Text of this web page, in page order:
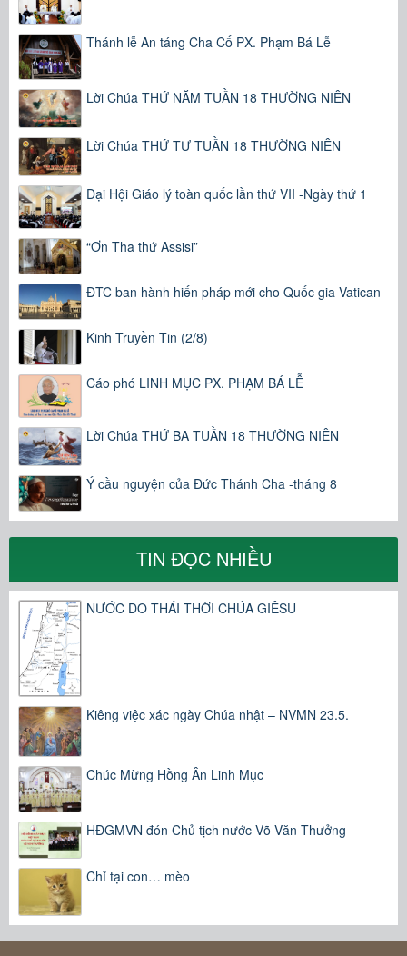
Thánh lễ An táng Cha Cố PX. Phạm Bá Lễ
Lời Chúa THỨ NĂM TUẦN 18 THƯỜNG NIÊN
Lời Chúa THỨ TƯ TUẦN 18 THƯỜNG NIÊN
Đại Hội Giáo lý toàn quốc lần thứ VII -Ngày thứ 1
“Ơn Tha thứ Assisi”
ĐTC ban hành hiến pháp mới cho Quốc gia Vatican
Kinh Truyền Tin (2/8)
Cáo phó LINH MỤC PX. PHẠM BÁ LỄ
Lời Chúa THỨ BA TUẦN 18 THƯỜNG NIÊN
Ý cầu nguyện của Đức Thánh Cha -tháng 8
TIN ĐỌC NHIỀU
NƯỚC DO THÁI THỜI CHÚA GIÊSU
Kiêng việc xác ngày Chúa nhật – NVMN 23.5.
Chúc Mừng Hồng Ân Linh Mục
HĐGMVN đón Chủ tịch nước Võ Văn Thưởng
Chỉ tại con… mèo